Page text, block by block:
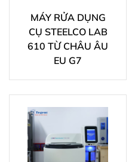
MÁY RỬA DỤNG
CỤ STEELCO LAB
610 TỪ CHÂU ÂU
EU G7